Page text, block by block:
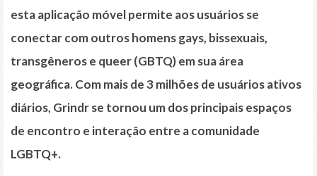
esta aplicação móvel permite aos usuários se
conectar com outros homens gays, bissexuais,
transgêneros e queer (GBTQ) em sua área
geográfica. Com mais de 3 milhões de usuários ativos
diários, Grindr se tornou um dos principais espaços
de encontro e interação entre a comunidade
LGBTQ+.